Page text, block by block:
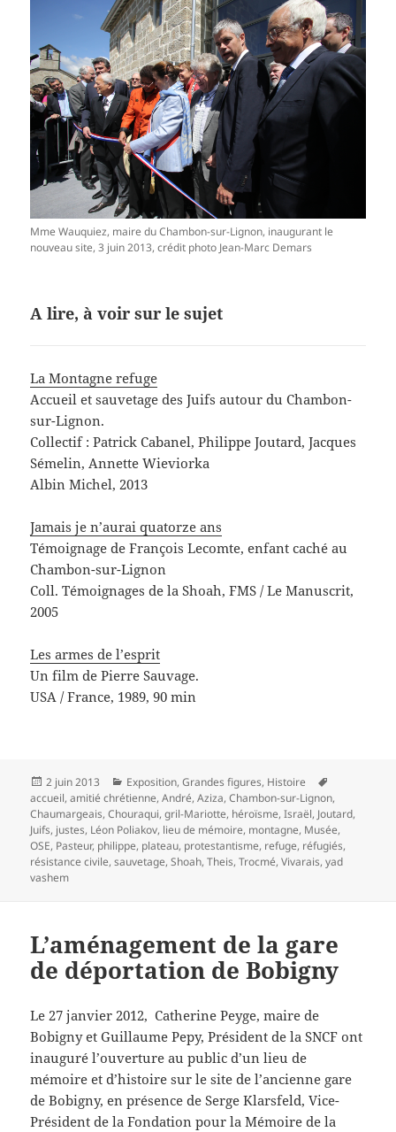
Mme Wauquiez, maire du Chambon-sur-Lignon, inaugurant le
nouveau site, 3 juin 2013, crédit photo Jean-Marc Demars
A lire, à voir sur le sujet
La Montagne refuge
Accueil et sauvetage des Juifs autour du Chambon-
sur-Lignon.
Collectif : Patrick Cabanel, Philippe Joutard, Jacques
Sémelin, Annette Wieviorka
Albin Michel, 2013
Jamais je n’aurai quatorze ans
Témoignage de François Lecomte, enfant caché au
Chambon-sur-Lignon
Coll. Témoignages de la Shoah, FMS / Le Manuscrit,
2005
Les armes de l’esprit
Un film de Pierre Sauvage.
USA / France, 1989, 90 min
Publié
le
2 juin 2013 Catégories
Exposition,Grandes figures, Histoire
clés
accueil,amitié chrétienne,André,Aziza,Chambon-sur-Lignon,
Chaumargeais,Chouraqui,gril-Mariotte, héroïsme,Israël, Joutard,
Juifs, justes, Léon Poliakov, lieu de mémoire, montagne, Musée,
OSE, Pasteur, philippe, plateau, protestantisme, refuge, réfugiés,
résistance civile,sauvetage,Shoah,Theis,Trocmé,Vivarais,yad
vashem
L’aménagement de la gare
de déportation de Bobigny
Le 27 janvier 2012, Catherine Peyge, maire de
Bobigny et Guillaume Pepy, Président de la SNCF ont
inauguré l’ouverture au public d’un lieu de
mémoire et d’histoire sur le site de l’ancienne gare
de Bobigny, en présence de Serge Klarsfeld, Vice-
Président de la Fondation pour la Mémoire de la